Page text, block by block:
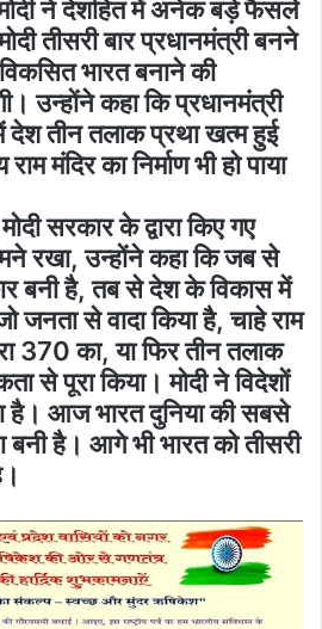
मोदी ने देशहित में अनेक बड़े फैसले
तीसरी बार प्रधानमंत्री बनने
भारत बनाने की
उन्होंने कहा कि प्रधानमंत्री
तीन तलाक प्रथा खत्म हुई
मंदिर का निर्माण भी हो पाया
सरकार के द्वारा किए गए
रखा, उन्होंने कहा कि जब से
बनी है, तब से देश के विकास में
जनता से वादा किया है, चाहे राम
370 का, या फिर तीन तलाक
से पूरा किया। मोदी ने विदेशों
है। आज भारत दुनिया की सबसे
बनी है। आगे भी भारत को तीसरी